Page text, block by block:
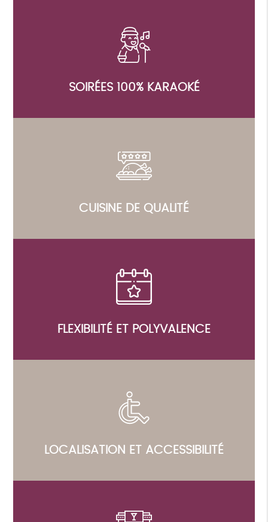
SOIRÉES 100% KARAOKÉ
CUISINE DE QUALITÉ
FLEXIBILITÉ ET POLYVALENCE
LOCALISATION ET ACCESSIBILITÉ